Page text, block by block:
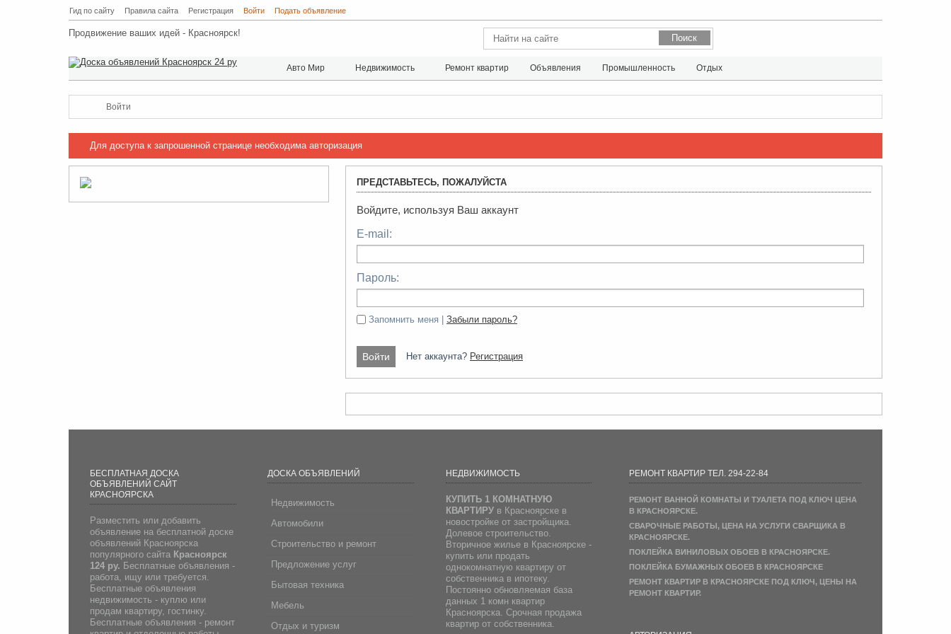
Гид по сайту Правила сайта Регистрация Войти Подать объявление
Продвижение ваших идей - Красноярск!
Авто Мир Недвижимость Ремонт квартир Объявления Промышленность Отдых
Войти
Для доступа к запрошенной странице необходима авторизация
ПРЕДСТАВЬТЕСЬ, ПОЖАЛУЙСТА
Войдите, используя Ваш аккаунт
E-mail:
Пароль:
Запомнить меня | Забыли пароль?
Нет аккаунта? Регистрация
БЕСПЛАТНАЯ ДОСКА
ОБЪЯВЛЕНИЙ САЙТ
КРАСНОЯРСКА
Разместить или добавить
объявление на бесплатной доске
объявлений Красноярска
популярного сайта Красноярск
124 ру. Бесплатные объявления -
работа, ищу или требуется.
Бесплатные объявления
недвижимость - куплю или
продам квартиру, гостинку.
Бесплатные объявления - ремонт
ДОСКА ОБЪЯВЛЕНИЙ
Недвижимость
Автомобили
Строительство и ремонт
Предложение услуг
Бытовая техника
Мебель
Отдых и туризм
НЕДВИЖИМОСТЬ
КУПИТЬ 1 КОМНАТНУЮ
КВАРТИРУв Красноярске в
новостройке от застройщика.
Долевое строительство.
Вторичное жилье в Красноярске -
купить или продать
однокомнатную квартиру от
собственника в ипотеку.
Постоянно обновляемая база
данных 1 комн квартир
Красноярска. Срочная продажа
квартир от собственника.
РЕМОНТ КВАРТИР ТЕЛ. 294-22-84
РЕМОНТ ВАННОЙ КОМНАТЫ И ТУАЛЕТА ПОД КЛЮЧ ЦЕНА
В КРАСНОЯРСКЕ.
СВАРОЧНЫЕ РАБОТЫ, ЦЕНА НА УСЛУГИ СВАРЩИКА В
КРАСНОЯРСКЕ.
ПОКЛЕЙКА ВИНИЛОВЫХ ОБОЕВ В КРАСНОЯРСКЕ.
ПОКЛЕЙКА БУМАЖНЫХ ОБОЕВ В КРАСНОЯРСКЕ
РЕМОНТ КВАРТИР В КРАСНОЯРСКЕ ПОД КЛЮЧ, ЦЕНЫ НА
РЕМОНТ КВАРТИР.